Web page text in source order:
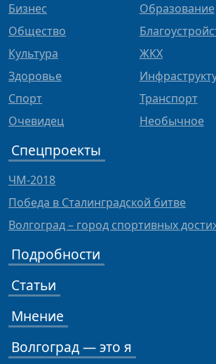
Бизнес
Общество
Культура
Здоровье
Спорт
Очевидец
Образование
ЖКХ
Транспорт
Необычное
Спецпроекты
ЧМ-2018
Победа в Сталинградской битве
Волгоград – город спортивных
Подробности
Статьи
Мнение
Волгоград — это я